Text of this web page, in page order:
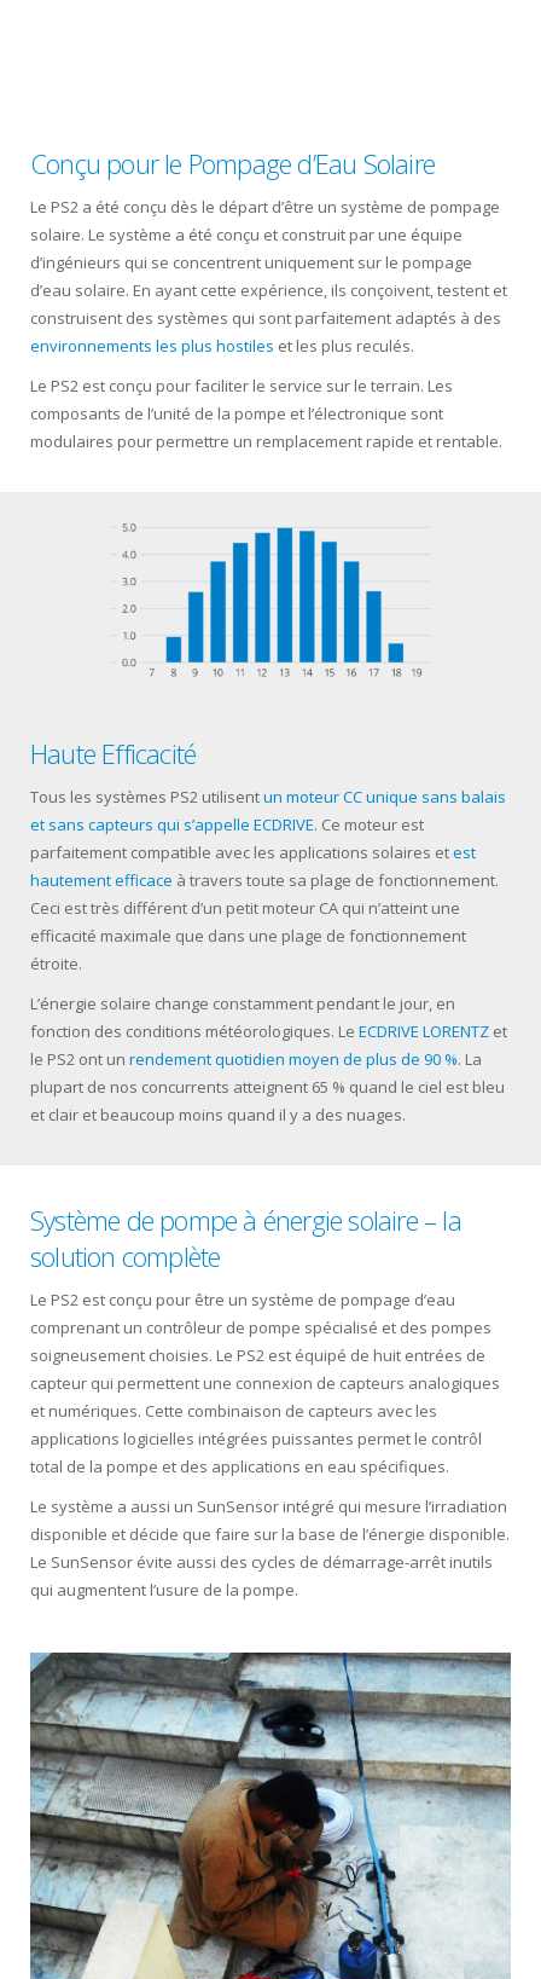
Conçu pour le Pompage d’Eau Solaire
Le PS2 a été conçu dès le départ d’être un système de pompage
solaire. Le système a été conçu et construit par une équipe
d’ingénieurs qui se concentrent uniquement sur le pompage
d’eau solaire. En ayant cette expérience, ils conçoivent, testent et
construisent des systèmes qui sont parfaitement adaptés à des
environnements les plus hostiles et les plus reculés.
Le PS2 est conçu pour faciliter le service sur le terrain. Les
composants de l’unité de la pompe et l’électronique sont
modulaires pour permettre un remplacement rapide et rentable.
Haute Efficacité
Tous les systèmes PS2 utilisentun moteur CC unique sans balais
et sans capteurs qui s’appelle ECDRIVE. Ce moteur est
parfaitement compatible avec les applications solaires etest
hautement efficace à travers toute sa plage de fonctionnement.
Ceci est très différent d’un petit moteur CA qui n’atteint une
efficacité maximale que dans une plage de fonctionnement
étroite.
L’énergie solaire change constamment pendant le jour, en
fonction des conditions météorologiques. Le ECDRIVE LORENTZ et
le PS2 ont un rendement quotidien moyen de plus de 90 %. La
plupart de nos concurrents atteignent 65 % quand le ciel est bleu
et clair et beaucoup moins quand il y a des nuages.
Système de pompe à énergie solaire – la
solution complète
Le PS2 est conçu pour être un système de pompage d’eau
comprenant un contrôleur de pompe spécialisé et des pompes
soigneusement choisies. Le PS2 est équipé de huit entrées de
capteur qui permettent une connexion de capteurs analogiques
et numériques. Cette combinaison de capteurs avec les
applications logicielles intégrées puissantes permet le contrôl
total de la pompe et des applications en eau spécifiques.
Le système a aussi un SunSensor intégré qui mesure l’irradiation
disponible et décide que faire sur la base de l’énergie disponible.
Le SunSensor évite aussi des cycles de démarrage-arrêt inutils
qui augmentent l’usure de la pompe.